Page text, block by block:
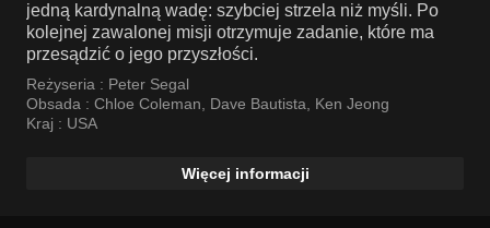
jedną kardynalną wadę: szybciej strzela niż myśli. Po
kolejnej zawalonej misji otrzymuje zadanie, które ma
przesądzić o jego przyszłości.
Reżyseria : Peter Segal
Obsada : Chloe Coleman, Dave Bautista, Ken Jeong
Kraj : USA
Więcej informacji